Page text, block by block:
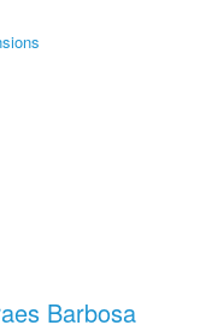
Barbosa